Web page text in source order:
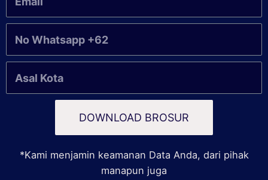
DOWNLOAD BROSUR
*Kami menjamin keamanan Data Anda, dari pihak
manapun juga